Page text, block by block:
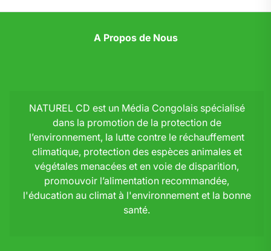
A Propos de Nous
NATUREL CD est un Média Congolais spécialisé
dans la promotion de la protection de
l’environnement, la lutte contre le réchauffement
climatique, protection des espèces animales et
végétales menacées et en voie de disparition,
promouvoir l’alimentation recommandée,
l'éducation au climat à l'environnement et la bonne
santé.